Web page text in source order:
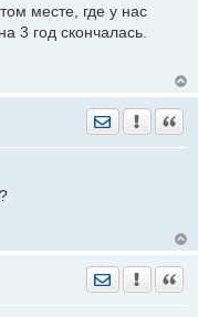
месте, где у нас
3 год скончалась.
Отправить
Отправить